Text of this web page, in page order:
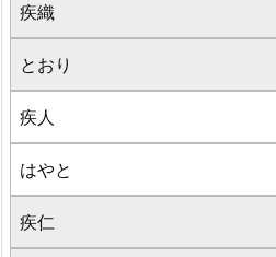
疾織
とおり
疾人
はやと
疾仁